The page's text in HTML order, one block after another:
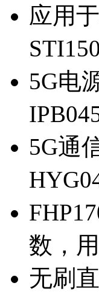
应用
5G电
5G通
数，
无刷